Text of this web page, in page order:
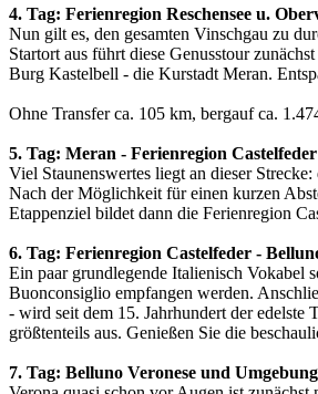
4. Tag: Ferienregion Reschensee u.
Nun gilt es, den gesamten Vinschgau zu
Startort aus führt diese Genusstour
Burg Kastelbell - die Kurstadt Meran.
Ohne Transfer ca. 105 km, bergauf ca.
5. Tag: Meran - Ferienregion
Viel Staunenswertes liegt an dieser
Nach der Möglichkeit für einen kurzen
Etappenziel bildet dann die Ferienregion
6. Tag: Ferienregion Castelfeder -
Ein paar grundlegende Italienisch Vokabel
Buonconsiglio empfangen werden.
- wird seit dem 15. Jahrhundert der
größtenteils aus. Genießen Sie die
7. Tag: Belluno Veronese und